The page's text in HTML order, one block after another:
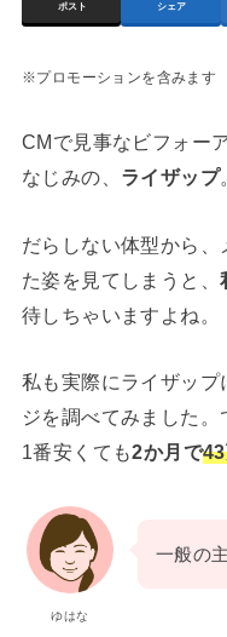
ポスト シェア
※プロモーションを含みます
CMで見事なビフォー
なじみの、 ライザップ
だらしない体型から
た姿を見てしまうと、
待しちゃいますよね。
私も実際にライザッ
ジを調べてみました。
1番安くても2か月で
ゆはな
一般の